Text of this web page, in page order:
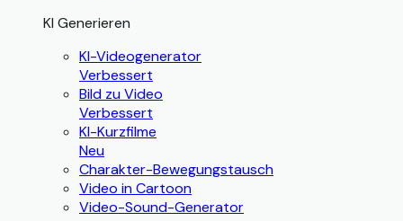
KI Generieren
KI-Videogenerator
Verbessert
Bild zu Video
Verbessert
KI-Kurzfilme
Neu
Charakter-Bewegungstausch
Video in Cartoon
Video-Sound-Generator